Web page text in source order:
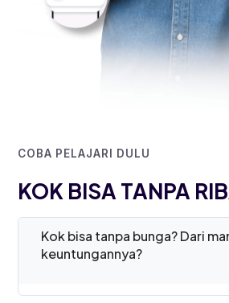
COBA PELAJARI DULU
KOK BISA TANPA
Kok bisa tanpa bunga? Dari
keuntungannya?